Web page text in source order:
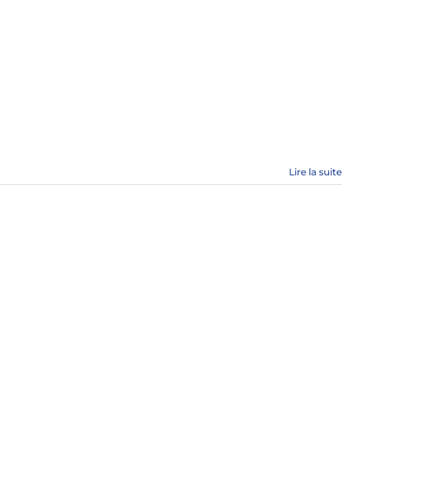
Lire la suite